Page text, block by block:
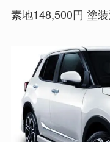
素地148,500円 塗